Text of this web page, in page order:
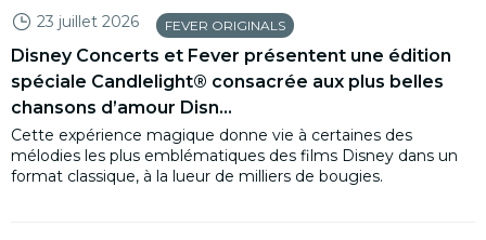
23 juillet 2026 FEVER ORIGINALS
Disney Concerts et Fever présentent une édition
spéciale Candlelight® consacrée aux plus belles
chansons d’amour Disn...
Cette expérience magique donne vie à certaines des
mélodies les plus emblématiques des films Disney dans un
format classique, à la lueur de milliers de bougies.